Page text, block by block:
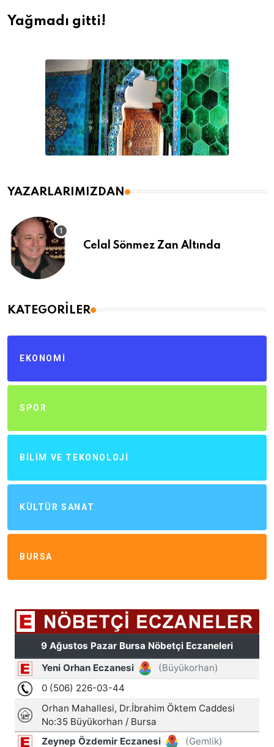
Yağmadı gitti!
YAZARLARIMIZDAN
Celal Sönmez Zan Altında
KATEGORILER
EKONOMI
SPOR
BILIM VE TEKONOLOJI
KÜLTÜR SANAT
BURSA